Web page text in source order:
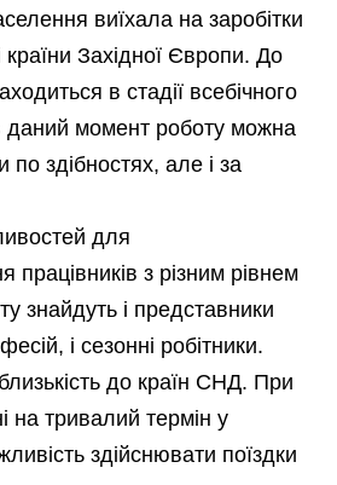
виїхала на заробітки
країни Західної Європи. До
в стадії всебічного
даний момент роботу можна
по здібностях, але і за
для
працівників з різним рівнем
знайдуть і представники
і сезонні робітники.
до країн СНД. При
на тривалий термін у
здійснювати поїздки